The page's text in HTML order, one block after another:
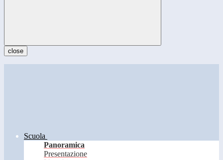
close
Scuola
Panoramica
Presentazione